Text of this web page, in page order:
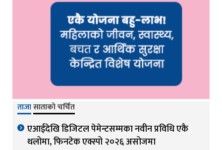
ताजासाताको चर्चित
एआईदेखि डिजिटल पेमेन्टसम्मका नवीन प्रविधि एकै
थलोमा, फिनटेक एक्स्पो २०२६ असोजमा